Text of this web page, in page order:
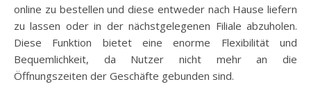
online zu bestellen und diese entweder nach Hause liefern
zu lassen oder in der nächstgelegenen Filiale abzuholen.
Diese Funktion bietet eine enorme Flexibilität und
Bequemlichkeit, da Nutzer nicht mehr an die
Öffnungszeiten der Geschäfte gebunden sind.